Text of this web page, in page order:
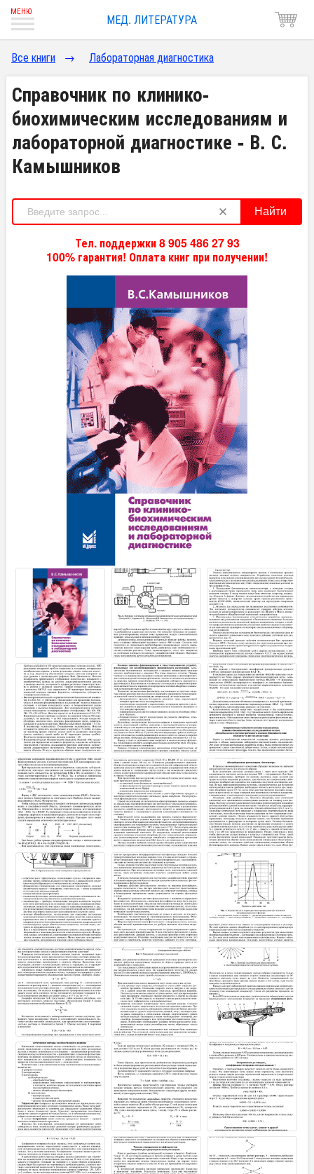
МЕД. ЛИТЕРАТУРА
Все книги → Лабораторная диагностика
Справочник по клинико-
биохимическим исследованиям и
лабораторной диагностике - В. С.
Камышников
Найти
Тел. поддержки 8 905 486 27 93
100% гарантия! Оплата книг при получении!